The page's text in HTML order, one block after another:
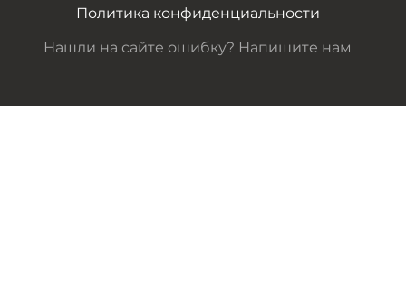
Политика конфиденциальности
Нашли на сайте ошибку? Напишите нам